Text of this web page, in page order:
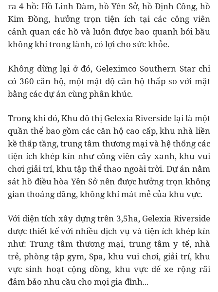
ra 4 hồ: Hồ Linh Đàm, hồ Yên Sở, hồ Định Công, hồ
Kim Đồng, hưởng trọn tiện ích tại các công viên
cảnh quan các hồ và luôn được bao quanh bởi bầu
không khí trong lành, có lợi cho sức khỏe.
Không dừng lại ở đó, Geleximco Southern Star chỉ
có 360 căn hộ, một mật độ căn hộ thấp so với mặt
bằng các dự án cùng phân khúc.
Trong khi đó, Khu đô thị Gelexia Riverside lại là một
quần thể bao gồm các căn hộ cao cấp, khu nhà liền
kề thấp tầng, trung tâm thương mại và hệ thống các
tiện ích khép kín như công viên cây xanh, khu vui
chơi giải trí, khu tập thể thao ngoài trời. Dự án nằm
sát hồ điều hòa Yên Sở nên được hưởng trọn không
gian thoáng đãng, không khí mát mẻ của khu vực.
Với diện tích xây dựng trên 3,5ha, Gelexia Riverside
được thiết kế với nhiều dịch vụ và tiện ích khép kín
như: Trung tâm thương mại, trung tâm y tế, nhà
trẻ, phòng tập gym, Spa, khu vui chơi, giải trí, khu
vực sinh hoạt cộng đồng, khu vực để xe rộng rãi
đảm bảo nhu cầu cho mọi gia đình...